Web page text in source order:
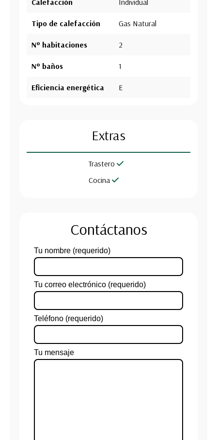
Tipo de calefacción Gas Natural
Nº habitaciones 2
Nº baños 1
Eficiencia energética E
Extras
Trastero
Cocina
Contáctanos